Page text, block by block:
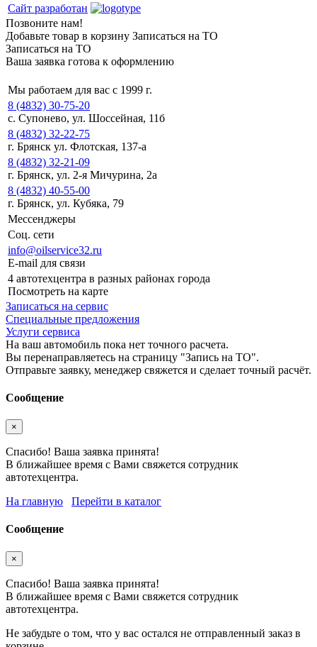
Сайт разработан
Позвоните нам!
Добавьте товар в корзину Записаться на ТО
Записаться на ТО
Ваша заявка готова к оформлению
Мы работаем для вас с 1999 г.
8 (4832) 30-75-20
с. Супонево, ул. Шоссейная, 11б
8 (4832) 32-22-75
г. Брянск ул. Флотская, 137-а
8 (4832) 32-21-09
г. Брянск, ул. 2-я Мичурина, 2а
8 (4832) 40-55-00
г. Брянск, ул. Кубяка, 79
Мессенджеры
Соц. сети
info@oilservice32.ru
E-mail для связи
4 автотехцентра в разных районах города
Посмотреть на карте
Записаться на сервис
Специальные предложения
Услуги сервиса
На ваш автомобиль пока нет точного расчета.
Вы перенаправляетесь на страницу "Запись на ТО".
Отправьте заявку, менеджер свяжется и сделает точный расчёт.
Сообщение
×
Спасибо! Ваша заявка принята!
В ближайшее время с Вами свяжется сотрудник
автотехцентра.
На главную
Перейти в каталог
Сообщение
×
Спасибо! Ваша заявка принята!
В ближайшее время с Вами свяжется сотрудник
автотехцентра.
Не забудьте о том, что у вас остался не отправленный заказ в